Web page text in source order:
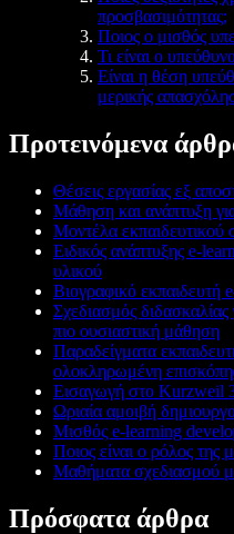
προσβασιμότητας;
Ποιος ο μισθός
Τι είναι ο
Είναι η θέση
μερικής
Προτεινόμενα
Θέσεις εργασίας εξ
Μάθηση και ανάπτυξη
Μοντέλα εκπαιδευτικού
Ειδικός ανάπτυξης e-
υλικού
Βιογραφικό
Σχεδιασμός
πιο ουσιαστική μάθηση
Παραδείγματα
ολοκληρωμένη
Εισαγωγή στο Kurzweil
Ωριαία αμοιβή
Μισθός e-learning
Ποιος είναι ο ρόλος της
Μαθήματα σχεδιασμού
Πρόσφατα άρθρα